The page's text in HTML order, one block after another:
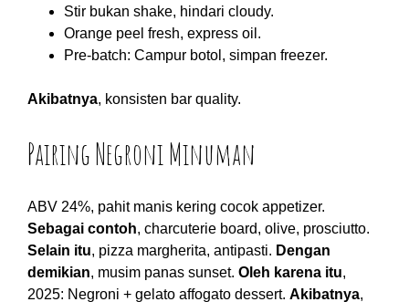
Stir bukan shake, hindari cloudy.
Orange peel fresh, express oil.
Pre-batch: Campur botol, simpan freezer.
Akibatnya, konsisten bar quality.
Pairing Negroni Minuman
ABV 24%, pahit manis kering cocok appetizer.
Sebagai contoh, charcuterie board, olive, prosciutto.
Selain itu, pizza margherita, antipasti. Dengan
demikian, musim panas sunset. Oleh karena itu,
2025: Negroni + gelato affogato dessert. Akibatnya,